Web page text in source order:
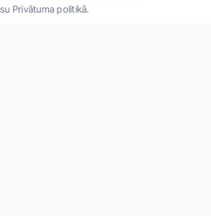
Privātuma politikā.